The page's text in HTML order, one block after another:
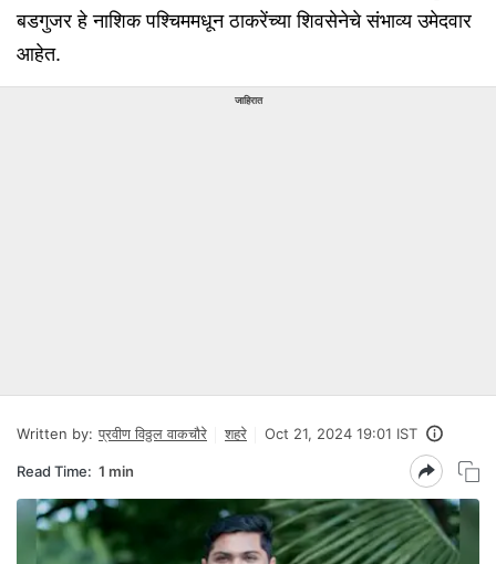
बडगुजर हे नाशिक पश्चिममधून ठाकरेंच्या शिवसेनेचे संभाव्य उमेदवार
आहेत.
जाहिरात
Written by: प्रवीण विठ्ठल वाकचौरे शहरे Oct 21, 2024 19:01 IST
Read Time: 1 min